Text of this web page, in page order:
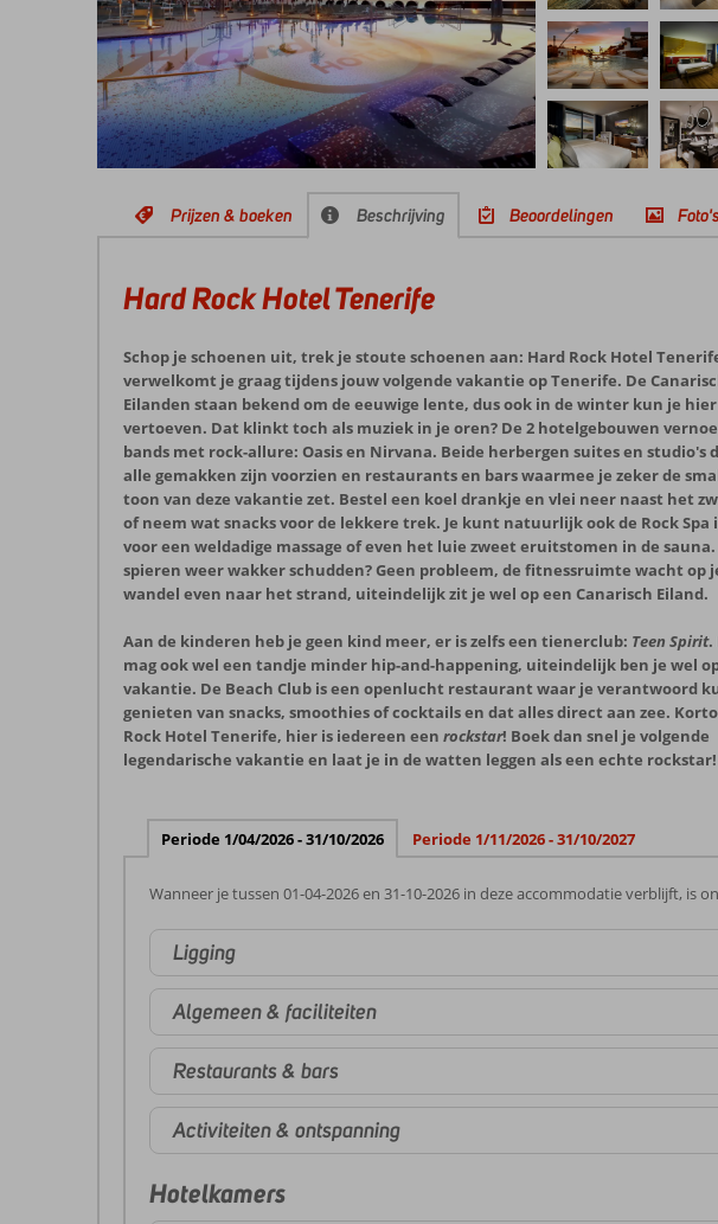
Prijzen & boeken Beschrijving Beoordelingen
Hard Rock Hotel Tenerife
Schop je schoenen uit, trek je stoute schoenen aan: Hard Rock Hotel
verwelkomt je graag tijdens jouw volgende vakantie op Tenerife. De
Eilanden staan bekend om de eeuwige lente, dus ook in de winter kun je
vertoeven. Dat klinkt toch als muziek in je oren? De 2 hotelgebouwen
bands met rock-allure: Oasis en Nirvana. Beide herbergen suites en studio's
alle gemakken zijn voorzien en restaurants en bars waarmee je zeker de
toon van deze vakantie zet. Bestel een koel drankje en vlei neer naast het
of neem wat snacks voor de lekkere trek. Je kunt natuurlijk ook de Rock Spa
voor een weldadige massage of even het luie zweet eruitstomen in de sauna.
spieren weer wakker schudden? Geen probleem, de fitnessruimte wacht op
wandel even naar het strand, uiteindelijk zit je wel op een Canarisch Eiland.
Aan de kinderen heb je geen kind meer, er is zelfs een tienerclub: Teen Spirit.
mag ook wel een tandje minder hip-and-happening, uiteindelijk ben je wel
vakantie. De Beach Club is een openlucht restaurant waar je verantwoord
genieten van snacks, smoothies of cocktails en dat alles direct aan zee.
Rock Hotel Tenerife, hier is iedereen een rockstar! Boek dan snel je volgende
legendarische vakantie en laat je in de watten leggen als een echte rockstar!
Periode 1/04/2026 - 31/10/2026 Periode 1/11/2026 - 31/10/2027
Wanneer je tussen 01-04-2026 en 31-10-2026 in deze accommodatie verblijft, is
Ligging
Algemeen & faciliteiten
Restaurants & bars
Activiteiten & ontspanning
Hotelkamers